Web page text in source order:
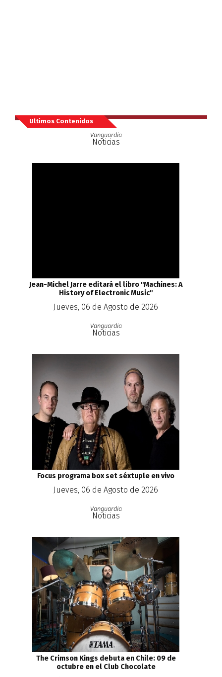
Ultimos Contenidos
Vanguardia
Noticias
Jean-Michel Jarre editará el libro ''Machines: A
History of Electronic Music''
Jueves, 06 de Agosto de 2026
Vanguardia
Noticias
Focus programa box set séxtuple en vivo
Jueves, 06 de Agosto de 2026
Vanguardia
Noticias
The Crimson Kings debuta en Chile: 09 de
octubre en el Club Chocolate